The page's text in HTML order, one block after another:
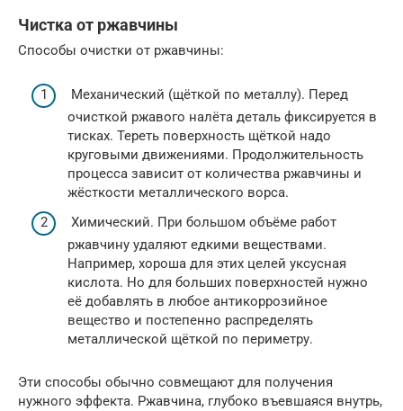
Чистка от ржавчины
Способы очистки от ржавчины:
Механический (щёткой по металлу). Перед
очисткой ржавого налёта деталь фиксируется в
тисках. Тереть поверхность щёткой надо
круговыми движениями. Продолжительность
процесса зависит от количества ржавчины и
жёсткости металлического ворса.
Химический. При большом объёме работ
ржавчину удаляют едкими веществами.
Например, хороша для этих целей уксусная
кислота. Но для больших поверхностей нужно
её добавлять в любое антикоррозийное
вещество и постепенно распределять
металлической щёткой по периметру.
Эти способы обычно совмещают для получения
нужного эффекта. Ржавчина, глубоко въевшаяся внутрь,